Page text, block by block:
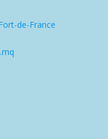
de-France